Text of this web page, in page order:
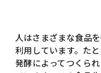
人はさまざまな食品
利用しています。た
発酵によってつくら